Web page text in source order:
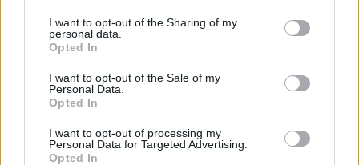
I want to opt-out of the Sharing of my
personal data.
Opted In
I want to opt-out of the Sale of my
Personal Data.
Opted In
I want to opt-out of processing my
Personal Data for Targeted Advertising.
Opted In
området, anbefaler myndighederne, at borgere
"udviser særlig agtpågivenhed".
Minister for natur og dyrevelfærd Christian
Rabjerg Madsen (S) siger, at myndighederne
agerer efter et forsigtighedsprincip.
09. august 2026 kl. 14.03
NORDJYLLAND: De kommunale
redningsberedskaber i Nordjylland blev hurtigere
til at sende det første køretøj af sted i 2025.